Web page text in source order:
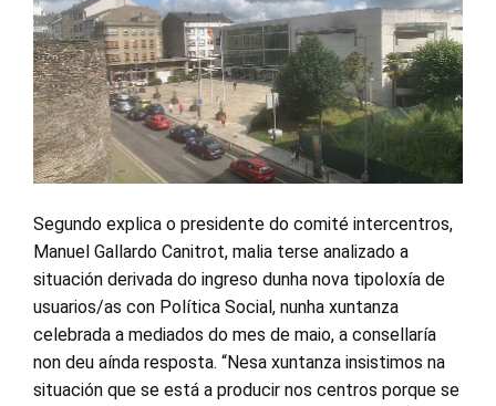
Segundo explica o presidente do comité intercentros,
Manuel Gallardo Canitrot, malia terse analizado a
situación derivada do ingreso dunha nova tipoloxía de
usuarios/as con Política Social, nunha xuntanza
celebrada a mediados do mes de maio, a consellaría
non deu aínda resposta. “Nesa xuntanza insistimos na
situación que se está a producir nos centros porque se